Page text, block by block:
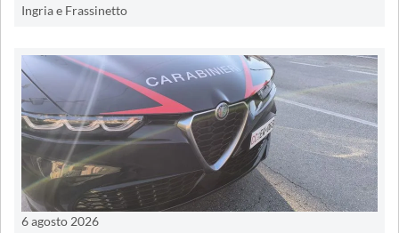
Ingria e Frassinetto
6 agosto 2026